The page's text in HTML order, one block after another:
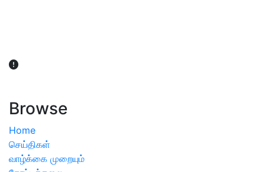
Browse
Home
செய்திகள்
வாழ்க்கை முறையும்